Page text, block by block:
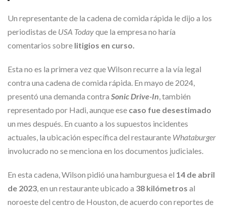
Un representante de la cadena de comida rápida le dijo a los
periodistas de USA Todayque la empresa no haría
comentarios sobre litigios en curso.
Esta no es la primera vez que Wilson recurre a la vía legal
contra una cadena de comida rápida. En mayo de 2024,
presentó una demanda contra Sonic Drive-In, también
representado por Hadi, aunque ese caso fue desestimado
un mes después. En cuanto a los supuestos incidentes
actuales, la ubicación específica del restaurante Whataburger
involucrado no se menciona en los documentos judiciales.
En esta cadena, Wilson pidió una hamburguesa el 14 de abril
de 2023, en un restaurante ubicado a 38 kilómetros al
noroeste del centro de Houston, de acuerdo con reportes de